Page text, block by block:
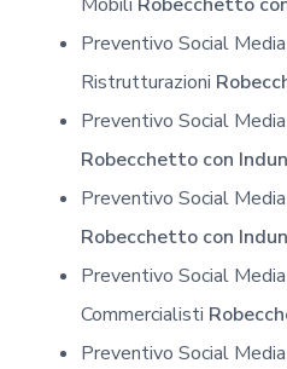
Preventivo Social
Ristrutturazioni
Preventivo Social
Robecchetto con
Preventivo Social
Robecchetto con
Preventivo Social
Commercialisti
Preventivo Social